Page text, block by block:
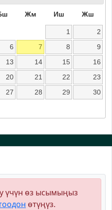
Жм Иш Жш
1
2
6 7 8
9
13 14 15
16
20 21 22
23
27 28 29
30
үчүн өз ысымыңыз
өтүңүз.